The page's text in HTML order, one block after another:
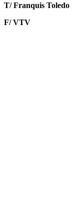
T/ Franquis Toledo
F/ VTV